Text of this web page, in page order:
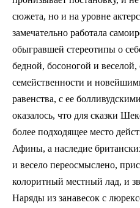
сюжета, но и на уровне
замечательно работала
обыгравшей стереотипы о
бедной, босоногой и
семейственности и
равенства, с ее
оказалось, что для сказки
более подходящее место
Афины, а наследие
и весело переосмыслено,
колоритный местный лад, и
Наряды из занавесок с